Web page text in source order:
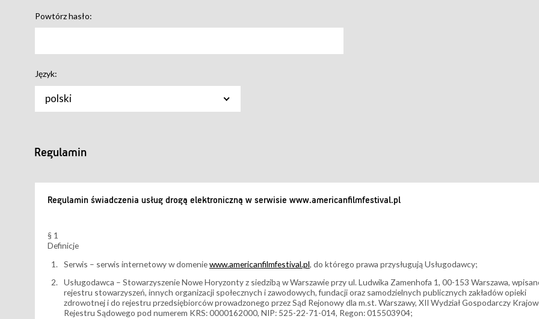
Powtórz hasło:
Język:
polski
Regulamin
Regulamin świadczenia usług drogą elektroniczną w serwisie www.americanfilmfestival.pl
§ 1
Definicje
Serwis – serwis internetowy w domeniewww.americanfilmfestival.pl, do którego prawa przysługują Usługodawcy;
Usługodawca – Stowarzyszenie Nowe Horyzonty z siedzibą w Warszawie przy ul. Ludwika Zamenhofa 1, 00-153 Warszawa,
rejestru stowarzyszeń, innych organizacji społecznych i zawodowych, fundacji oraz samodzielnych publicznych zakładów opieki
zdrowotnej i do rejestru przedsiębiorców prowadzonego przez Sąd Rejonowy dla m.st. Warszawy, XII Wydział Gospodarczy
Rejestru Sądowego pod numerem KRS: 0000162000, NIP: 525-22-71-014, Regon: 015503904;